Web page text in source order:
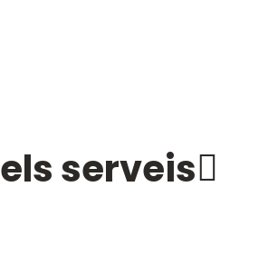
serveis